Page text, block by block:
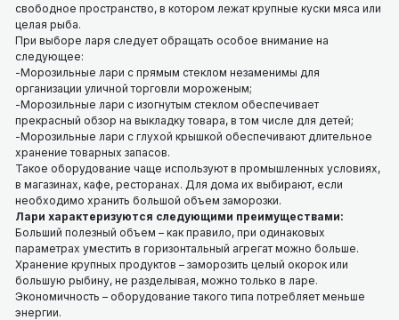
Кухонное
тепловое
оборудование
Кухонные
холодильные
и
морозильные
шкафы
Холодильные
и
морозильные
столы
свободное пространство, в котором лежат крупные куски мяса или
целая рыба.
При выборе ларя следует обращать особое внимание на
следующее:
-Морозильные лари с прямым стеклом незаменимы для
организации уличной торговли мороженым;
-Морозильные лари с изогнутым стеклом обеспечивает
прекрасный обзор на выкладку товара, в том числе для детей;
-Морозильные лари с глухой крышкой обеспечивают длительное
хранение товарных запасов.
Такое оборудование чаще используют в промышленных условиях,
в магазинах, кафе, ресторанах. Для дома их выбирают, если
необходимо хранить большой объем заморозки.
Лари характеризуются следующими преимуществами:
Больший полезный объем – как правило, при одинаковых
параметрах уместить в горизонтальный агрегат можно больше.
Хранение крупных продуктов – заморозить целый окорок или
большую рыбину, не разделывая, можно только в ларе.
Экономичность – оборудование такого типа потребляет меньше
энергии.